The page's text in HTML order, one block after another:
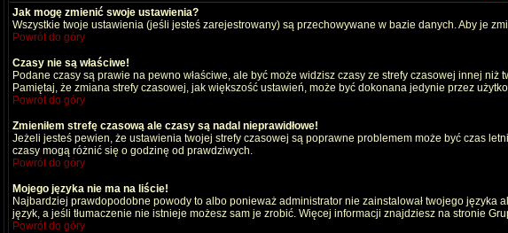
Jak mogę zmienić swoje ustawienia?
Wszystkie twoje ustawienia (jeśli jesteś zarejestrowany) są przechowywane w bazie danych. Aby je
Powrót do góry
Czasy nie są właściwe!
Podane czasy są prawie na pewno właściwe, ale być może widzisz czasy ze strefy czasowej innej
Pamiętaj, że zmiana strefy czasowej, jak większość ustawień, może być dokonana jedynie przez
Powrót do góry
Zmieniłem strefę czasową ale czasy są nadal nieprawidłowe!
Jeżeli jesteś pewien, że ustawienia twojej strefy czasowej są poprawne problemem może być czas
czasy mogą różnić się o godzinę od prawdziwych.
Powrót do góry
Mojego języka nie ma na liście!
Najbardziej prawdopodobne powody to albo ponieważ administrator nie zainstalował twojego języka
język, a jeśli tłumaczenie nie istnieje możesz sam je zrobić. Więcej informacji znajdziesz na stronie
Powrót do góry